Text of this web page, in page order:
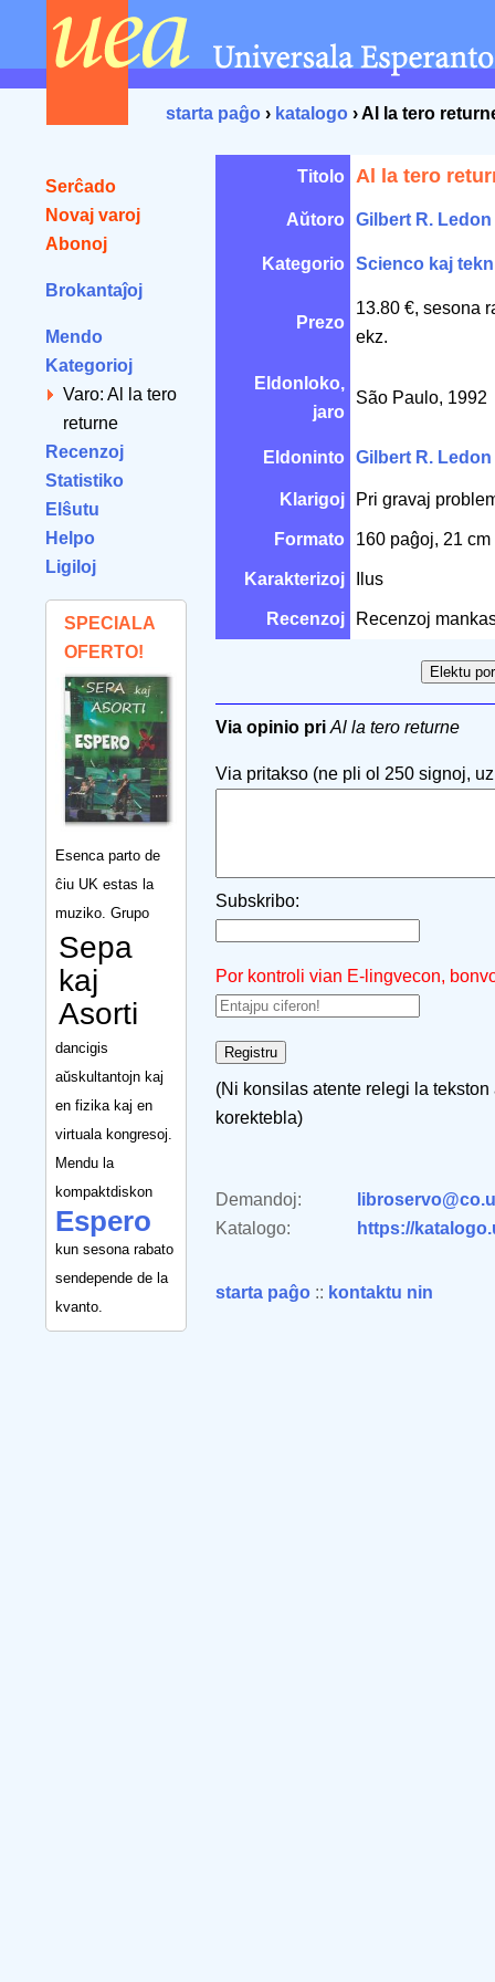
starta paĝo › katalogo › Al la tero
Serĉado
Novaj varoj
Abonoj
Brokantaĵoj
Mendo
Kategorioj
Varo: Al la tero
returne
Recenzoj
Statistiko
Elŝutu
Helpo
Ligiloj
SPECIALA
OFERTO!
Esenca parto de
ĉiu UK estas la
muziko. Grupo
Sepa
kaj
Asorti
dancigis
aŭskultantojn kaj
en fizika kaj en
virtuala kongresoj.
Mendu la
kompaktdiskon
Espero
kun sesona rabato
sendepende de la
kvanto.
Titolo Al la tero
Aŭtoro Gilbert R. Ledon
Kategorio Scienco kaj
Prezo
13.80 €, sesona
ekz.
Eldonloko,
jaro
São Paulo, 1992
Eldoninto Gilbert R. Ledon
Klarigoj Pri gravaj
Formato 160 paĝoj, 21 cm
Karakterizoj Ilus
Recenzoj Recenzoj
Via opinio pri Al la tero returne
Via pritakso (ne pli ol 250 signoj,
Subskribo:
Por kontroli vian E-lingvecon,
(Ni konsilas atente relegi la
korektebla)
Demandoj:
Katalogo:
https://
starta paĝo :: kontaktu nin